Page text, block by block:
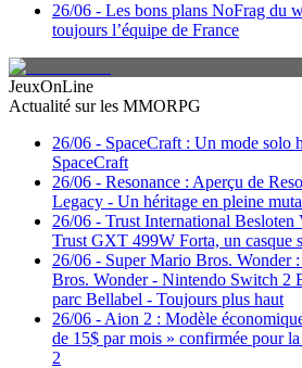
26/06 - Les bons plans NoFrag du
toujours l’équipe de France
JeuxOnLine
Actualité sur les MMORPG
26/06 - SpaceCraft : Un mode solo
SpaceCraft
26/06 - Resonance : Aperçu de
Legacy - Un héritage en pleine
26/06 - Trust International Besloten
Trust GXT 499W Forta, un casque
26/06 - Super Mario Bros. Wonder
Bros. Wonder - Nintendo Switch 2
parc Bellabel - Toujours plus haut
26/06 - Aion 2 : Modèle
de 15$ par mois » confirmée pour
2